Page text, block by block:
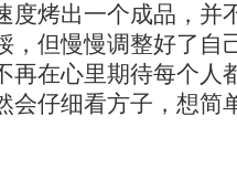
度烤出一个成品，并
，但慢慢调整好了自
再在心里期待每个人
会仔细看方子，想简